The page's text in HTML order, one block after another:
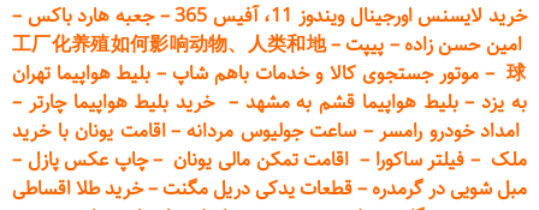
خرید لایسنس اورجینال ویندوز 11، آفیس 365
–جعبه هارد باکس –
امین حسن زاده– پیپت–
工厂化养殖如何影响动物、人类和地
球
– موتور جستجوی کالا و خدمات باهم شاپ– بلیط هواپیما تهران
به یزد–بلیط هواپیما قشم به مشهد –خرید بلیط هواپیما چارتر –
امداد خودرو رامسر– ساعت جولیوس مردانه–اقامت یونان با خرید
ملک – فیلتر ساکورا – اقامت تمکن مالی یونان –چاپ عکس پازل –
مبل شویی در گرمدره–قطعاتیدکی دریل مگنت–خرید طلا اقساطی